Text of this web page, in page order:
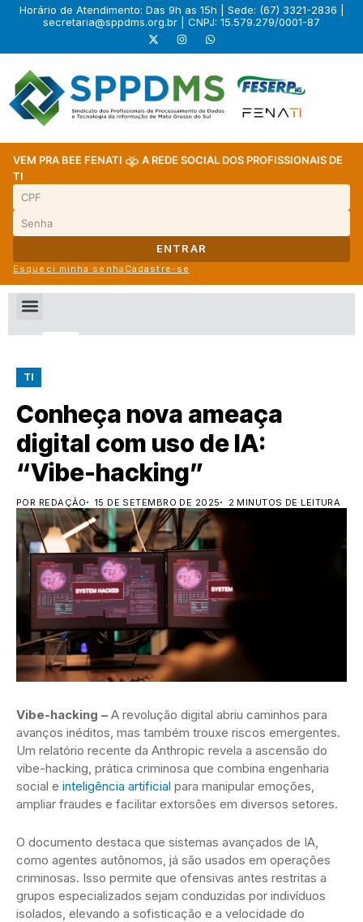
Horário de Atendimento: Das 9h as 15h | Sede: (67) 3321-2836 |
secretaria@sppdms.org.br | CNPJ: 15.579.279/0001-87
VEM PRA BEE FENATI
A REDE SOCIAL DOS PROFISSIONAIS DE
TI
ENTRAR
Esqueci minha senha Cadastre-se
TI
Conheça nova ameaça
digital com uso de IA:
“Vibe-hacking”
POR REDAÇÃO 15 DE SETEMBRO DE 2025 2 MINUTOS DE LEITURA
Vibe-hacking – A revolução digital abriu caminhos para
avanços inéditos, mas também trouxe riscos emergentes.
Um relatório recente da Anthropic revela a ascensão do
vibe-hacking, prática criminosa que combina engenharia
social e inteligência artificial para manipular emoções,
ampliar fraudes e facilitar extorsões em diversos setores.
O documento destaca que sistemas avançados de IA,
como agentes autônomos, já são usados em operações
criminosas. Isso permite que ofensivas antes restritas a
grupos especializados sejam conduzidas por indivíduos
isolados, elevando a sofisticação e a velocidade do